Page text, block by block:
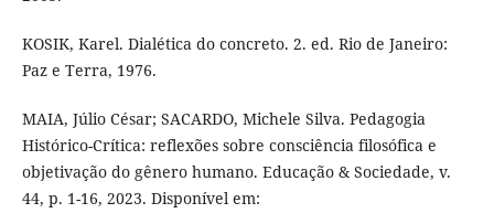
KOSIK, Karel. Dialética do concreto. 2. ed. Rio de Janeiro:
Paz e Terra, 1976.
MAIA, Júlio César; SACARDO, Michele Silva. Pedagogia
Histórico-Crítica: reflexões sobre consciência filosófica e
objetivação do gênero humano. Educação & Sociedade, v.
44, p. 1-16, 2023. Disponível em: